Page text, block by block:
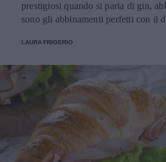
prestigiosi quando si parla di gin,
sono gli abbinamenti perfetti con il
LAURA FRIGERIO